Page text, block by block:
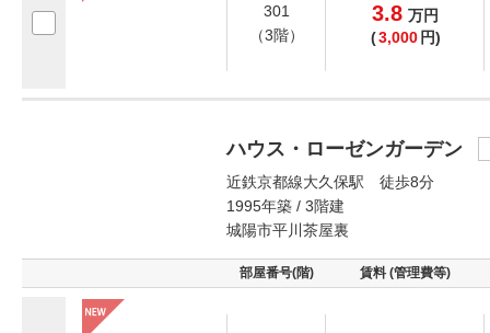
301
（3階）
3.8 万円
(3,000 円)
ハウス・ローゼンガーデン
近鉄京都線大久保駅 徒歩8分
1995年築 / 3階建
城陽市平川茶屋裏
部屋番号(階) 賃料 (管理費等)